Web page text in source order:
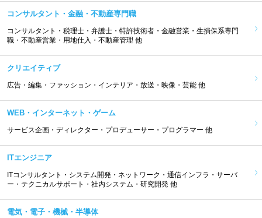
コンサルタント・金融・不動産専門職
コンサルタント・税理士・弁護士・特許技術者・金融営業・生損保系専門
職・不動産営業・用地仕入・不動産管理 他
クリエイティブ
広告・編集・ファッション・インテリア・放送・映像・芸能 他
WEB・インターネット・ゲーム
サービス企画・ディレクター・プロデューサー・プログラマー 他
ITエンジニア
ITコンサルタント・システム開発・ネットワーク・通信インフラ・サーバ
ー・テクニカルサポート・社内システム・研究開発 他
電気・電子・機械・半導体